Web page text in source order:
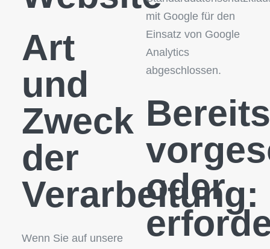
Art
und
Zweck
der
Verarbeitung:
Wenn Sie auf unsere
mit Google für den
Einsatz von Google
Analytics
abgeschlossen.
oder